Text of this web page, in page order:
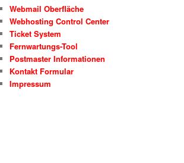
Webmail Oberfläche
Webhosting Control Center
Ticket System
Fernwartungs-Tool
Postmaster Informationen
Kontakt Formular
Impressum